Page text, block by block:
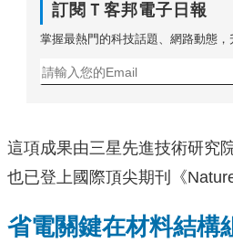
訂閱Ｔ客邦電子日報
掌握最熱門的科技話題、網路動態，
這項成果由三星先進技術研究
也已登上國際頂尖期刊《Nature
省電關鍵在材料結構